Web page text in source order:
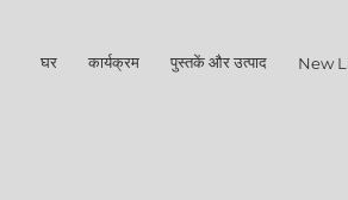
घर कार्यक्रम पुस्तकें और उत्पाद New